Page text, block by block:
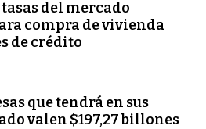
del mercado
compra de vivienda
de crédito
que tendrá en sus
valen $197,27 billones